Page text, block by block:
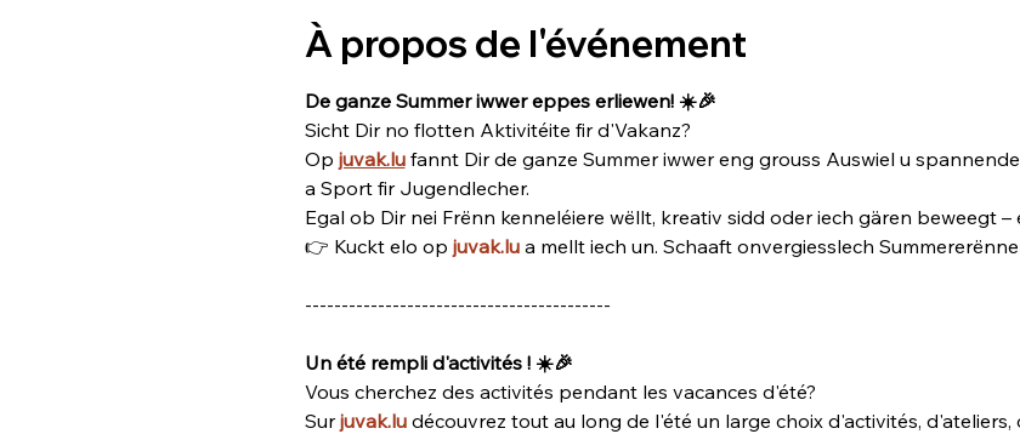
À propos de l'événement
De ganze Summer iwwer eppes erliewen! ☀️🎉
Sicht Dir no flotten Aktivitéite fir d'Vakanz?
Op juvak.lu fannt Dir de ganze Summer iwwer eng grouss Auswiel u
a Sport fir Jugendlecher.
Egal ob Dir nei Frënn kenneléiere wëllt, kreativ sidd oder iech gären beweegt
👉 Kuckt elo op juvak.lu a mellt iech un. Schaaft onvergiesslech
------------------------------------------
Un été rempli d'activités ! ☀️🎉
Vous cherchez des activités pendant les vacances d'été?
Sur juvak.lu découvrez tout au long de l'été un large choix d'activités, d'ateliers,